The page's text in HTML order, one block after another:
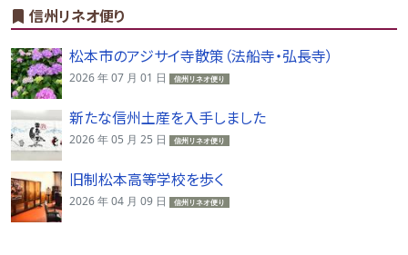
信州リネオ便り
松本市のアジサイ寺散策（法船寺・弘長寺）
2026 年 07 月 01 日 信州リネオ便り
新たな信州土産を入手しました
2026 年 05 月 25 日 信州リネオ便り
旧制松本高等学校を歩く
2026 年 04 月 09 日 信州リネオ便り